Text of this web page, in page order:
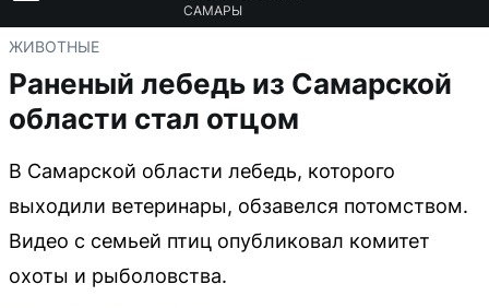
САМАРЫ
ЖИВОТНЫЕ
Раненый лебедь из Самарской
области стал отцом
В Самарской области лебедь, которого
выходили ветеринары, обзавелся потомством.
Видео с семьей птиц опубликовал комитет
охоты и рыболовства.